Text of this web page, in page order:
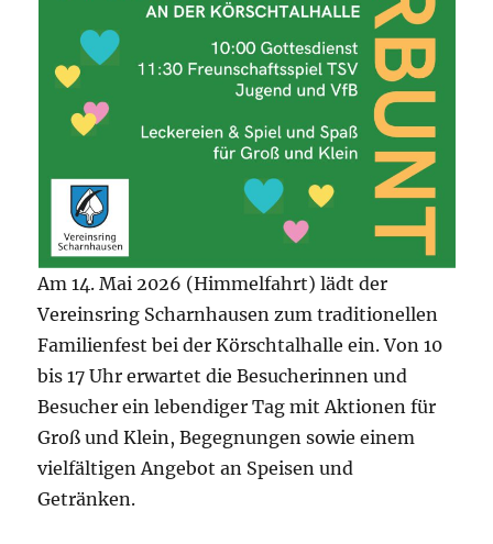
Am 14. Mai 2026 (Himmelfahrt) lädt der
Vereinsring Scharnhausen zum traditionellen
Familienfest bei der Körschtalhalle ein. Von 10
bis 17 Uhr erwartet die Besucherinnen und
Besucher ein lebendiger Tag mit Aktionen für
Groß und Klein, Begegnungen sowie einem
vielfältigen Angebot an Speisen und
Getränken.